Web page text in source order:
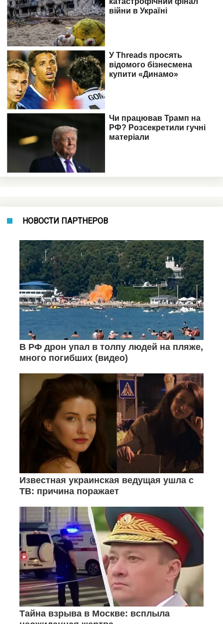
НОВОСТИ ПАРТНЕРОВ